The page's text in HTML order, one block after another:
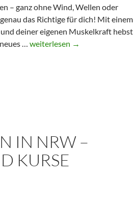
– ganz ohne Wind, Wellen oder
das Richtige für dich! Mit einem
deiner eigenen Muskelkraft hebst
… Pumpfoilen
weiterlesen →
IN NRW –
KURSE